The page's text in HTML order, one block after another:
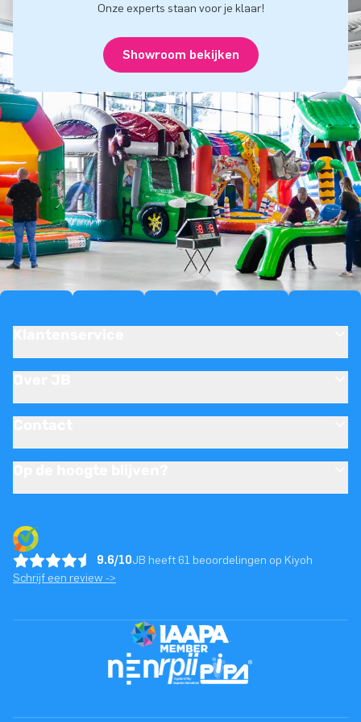
Onze experts staan voor je klaar!
Showroom bekijken
9.6/10JB heeft 61 beoordelingen op Kiyoh
Schrijf een review ->